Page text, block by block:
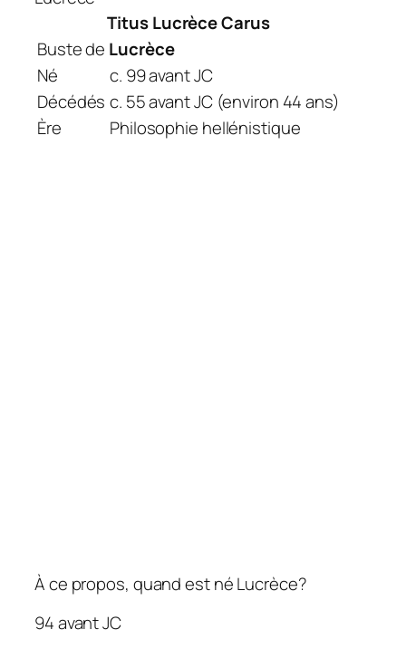
TitusLucrèceCarus
Buste de Lucrèce
Né
c. 99 avant JC
Décédés c. 55 avant JC (environ 44 ans)
Ère
Philosophie hellénistique
À ce propos, quand est né Lucrèce?
94 avant JC